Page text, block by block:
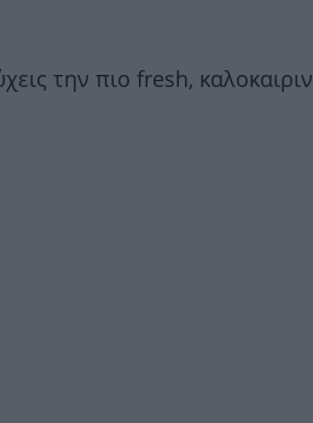
την πιο fresh,